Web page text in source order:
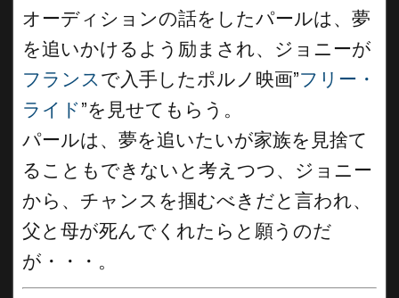
オーディションの話をしたパールは、夢
を追いかけるよう励まされ、ジョニーが
フランス で入手したポルノ映画”フリー・
ライド”を見せてもらう。
パールは、夢を追いたいが家族を見捨て
ることもできないと考えつつ、ジョニー
から、チャンスを掴むべきだと言われ、
父と母が死んでくれたらと願うのだ
が・・・。